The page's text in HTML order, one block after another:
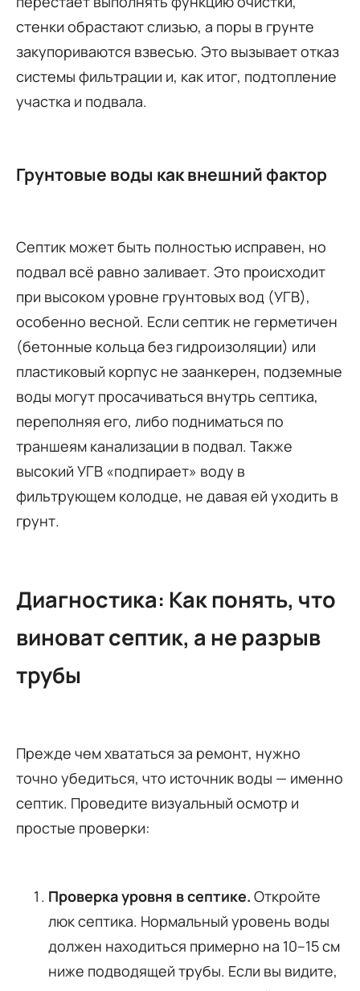
стенки обрастают слизью, а поры в грунте
закупориваются взвесью. Это вызывает отказ
системы фильтрации и, как итог, подтопление
участка и подвала.
Грунтовые воды как внешний фактор
Септик может быть полностью исправен, но
подвал всё равно заливает. Это происходит
при высоком уровне грунтовых вод (УГВ),
особенно весной. Если септик не герметичен
(бетонные кольца без гидроизоляции) или
пластиковый корпус не заанкерен, подземные
воды могут просачиваться внутрь септика,
переполняя его, либо подниматься по
траншеям канализации в подвал. Также
высокий УГВ «подпирает» воду в
фильтрующем колодце, не давая ей уходить в
грунт.
Диагностика: Как понять, что
виноват септик, а не разрыв
трубы
Прежде чем хвататься за ремонт, нужно
точно убедиться, что источник воды — именно
септик. Проведите визуальный осмотр и
простые проверки:
Проверка уровня в септике. Откройте
люк септика. Нормальный уровень воды
должен находиться примерно на 10–15 см
ниже подводящей трубы. Если вы видите,